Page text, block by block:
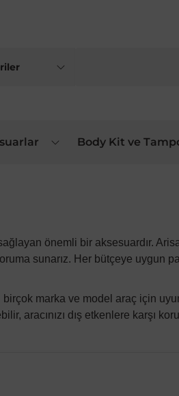
Body Kit ve
önemli bir aksesuardır.
sunarız. Her bütçeye uygun
marka ve model araç için
aracınızı dış etkenlere karşı